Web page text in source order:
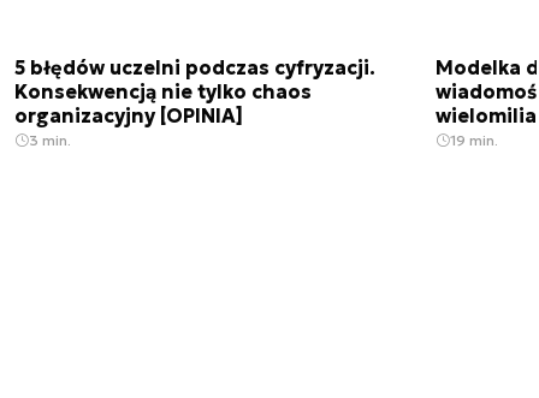
5 błędów uczelni podczas cyfryzacji.
Konsekwencją nie tylko chaos
organizacyjny [OPINIA]
3 min.
Modelka
19 min.